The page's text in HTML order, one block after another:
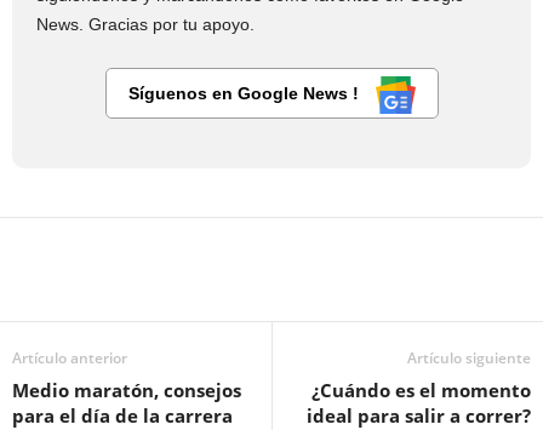
News. Gracias por tu apoyo.
Síguenos en Google News !
Artículo anterior
Medio maratón, consejos
para el día de la carrera
Artículo siguiente
¿Cuándo es el momento
ideal para salir a correr?